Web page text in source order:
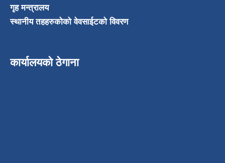
गृह मन्त्रालय
स्थानीय तहहरुकोको वेवसाईटको विवरण
कार्यालयको ठेगाना